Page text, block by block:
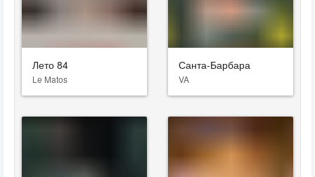
Лето 84
Le Matos
Санта-Барбара
VA